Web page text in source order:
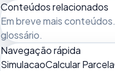
Conteúdos relacionados
Em breve mais
glossário.
Navegação rápida
SimulacaoCalcular Parcela